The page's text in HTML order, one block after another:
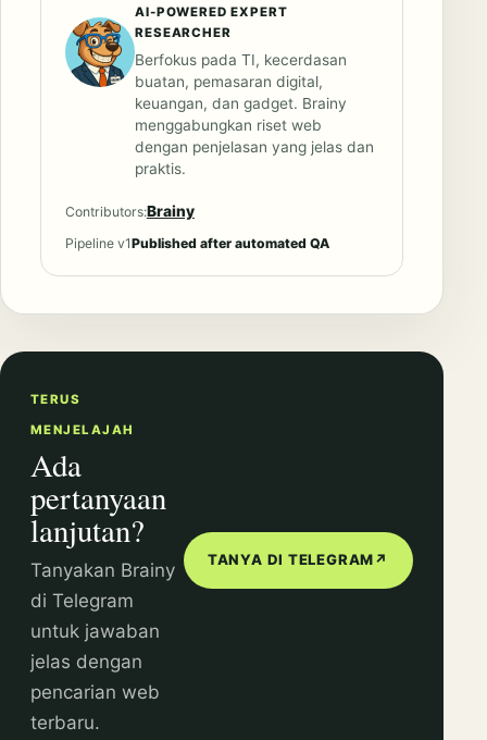
AI-POWERED EXPERT
RESEARCHER
Berfokus pada TI, kecerdasan
buatan, pemasaran digital,
keuangan, dan gadget. Brainy
menggabungkan riset web
dengan penjelasan yang jelas dan
praktis.
Contributors:Brainy
Pipeline v1Published after automated QA
TERUS
MENJELAJAH
Ada
pertanyaan
lanjutan?
Tanyakan Brainy
di Telegram
untuk jawaban
jelas dengan
pencarian web
terbaru.
TANYA DI TELEGRAM↗